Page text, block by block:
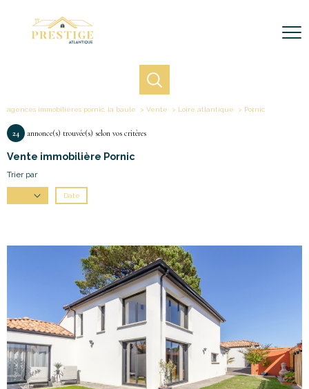
agences immobilières pornic, la baule Vente Loire atlantique Pornic
24 annonce(s) trouvée(s) selon vos critères
Vente immobilière Pornic
Trier par
Date
voir le
bien